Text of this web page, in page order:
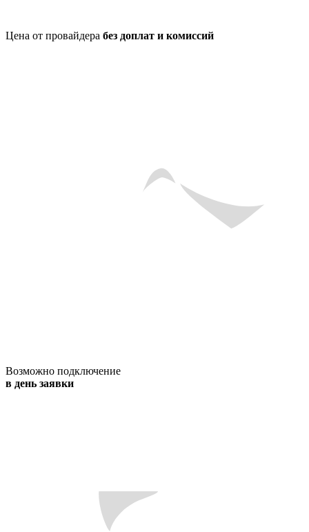
Цена от провайдера без доплат и комиссий
Возможно подключение
в день заявки